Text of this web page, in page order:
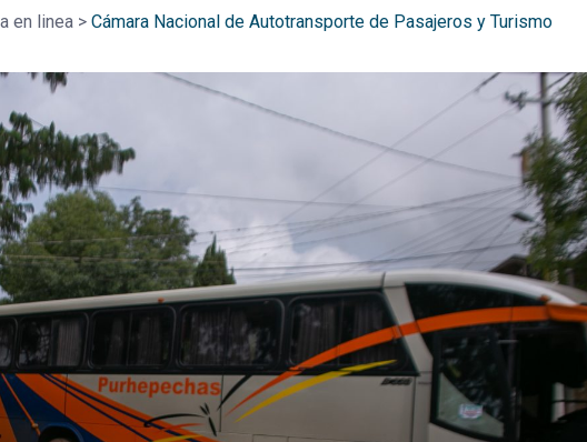
en linea > Cámara Nacional de Autotransporte de Pasajeros y Turismo